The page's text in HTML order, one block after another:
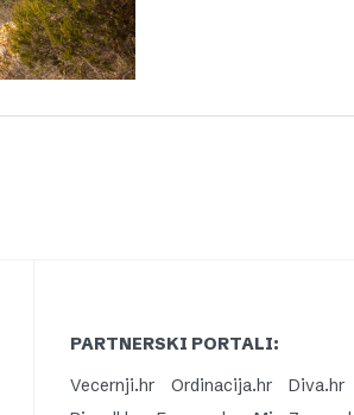
PARTNERSKI PORTALI:
Vecernji.hr
Ordinacija.hr Diva.hr